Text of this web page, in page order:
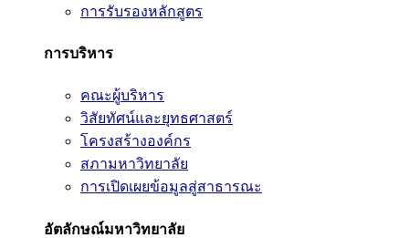
การรับรองหลักสูตร
การบริหาร
คณะผู้บริหาร
วิสัยทัศน์และยุทธศาสตร์
โครงสร้างองค์กร
สภามหาวิทยาลัย
การเปิดเผยข้อมูลสู่สาธารณะ
อัตลักษณ์มหาวิทยาลัย